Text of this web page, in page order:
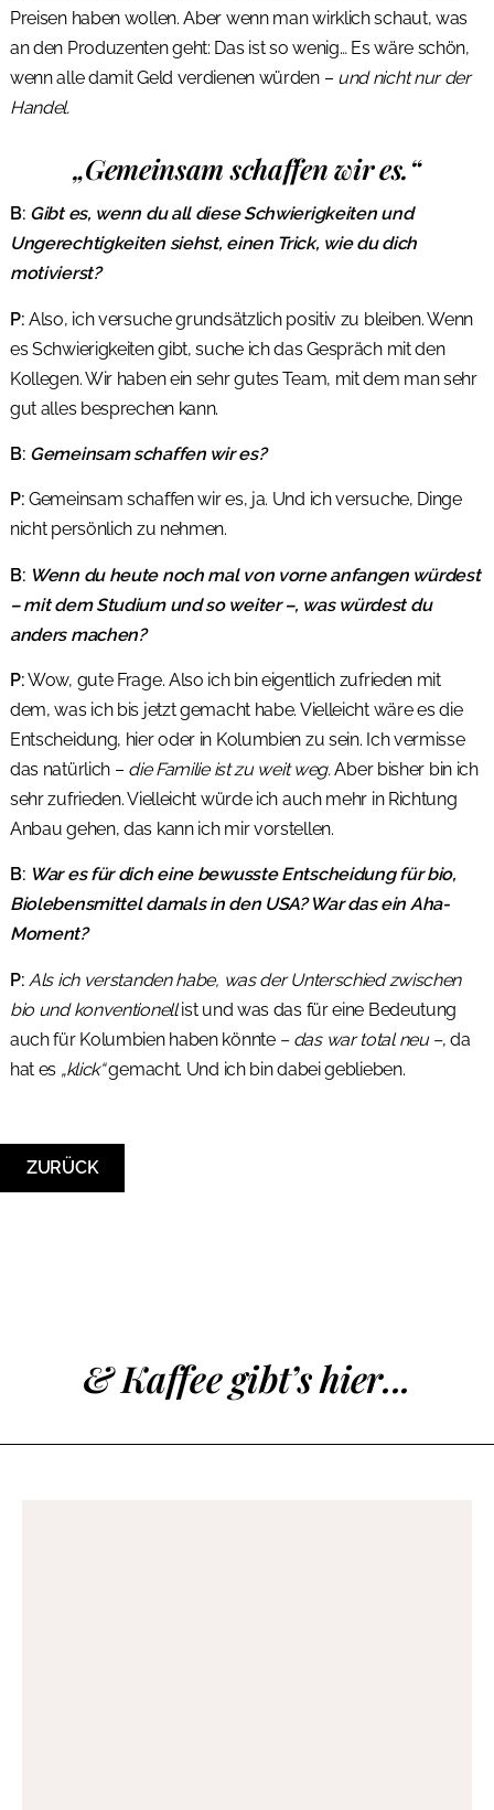
Preisen haben wollen. Aber wenn man wirklich schaut, was
an den Produzenten geht: Das ist so wenig… Es wäre schön,
wenn alle damit Geld verdienen würden – und nicht nur der
Handel.
„Gemeinsam schaffen wir es.“
B: Gibt es, wenn du all diese Schwierigkeiten und
Ungerechtigkeiten siehst, einen Trick, wie du dich
motivierst?
P: Also, ich versuche grundsätzlich positiv zu bleiben. Wenn
es Schwierigkeiten gibt, suche ich das Gespräch mit den
Kollegen. Wir haben ein sehr gutes Team, mit dem man sehr
gut alles besprechen kann.
B: Gemeinsam schaffen wir es?
P: Gemeinsam schaffen wir es, ja. Und ich versuche, Dinge
nicht persönlich zu nehmen.
B: Wenn du heute noch mal von vorne anfangen würdest
– mit dem Studium und so weiter –, was würdest du
anders machen?
P:Wow, gute Frage. Also ich bin eigentlich zufrieden mit
dem, was ich bis jetzt gemacht habe. Vielleicht wäre es die
Entscheidung, hier oder in Kolumbien zu sein. Ich vermisse
das natürlich – die Familie ist zu weit weg.Aber bisher bin ich
sehr zufrieden. Vielleicht würde ich auch mehr in Richtung
Anbau gehen, das kann ich mir vorstellen.
B: War es für dich eine bewusste Entscheidung für bio,
Biolebensmittel damals in den USA? War das ein Aha-
Moment?
P: Als ich verstanden habe, was der Unterschied zwischen
bio und konventionellist und was das für eine Bedeutung
auch für Kolumbien haben könnte – das war total neu –, da
hat es „klick“gemacht. Und ich bin dabei geblieben.
ZURÜCK
& Kaffee gibt’s hier...